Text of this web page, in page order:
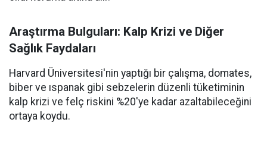
Araştırma Bulguları: Kalp Krizi ve Diğer
Sağlık Faydaları
Harvard Üniversitesi'nin yaptığı bir çalışma, domates,
biber ve ıspanak gibi sebzelerin düzenli tüketiminin
kalp krizi ve felç riskini %20'ye kadar azaltabileceğini
ortaya koydu.